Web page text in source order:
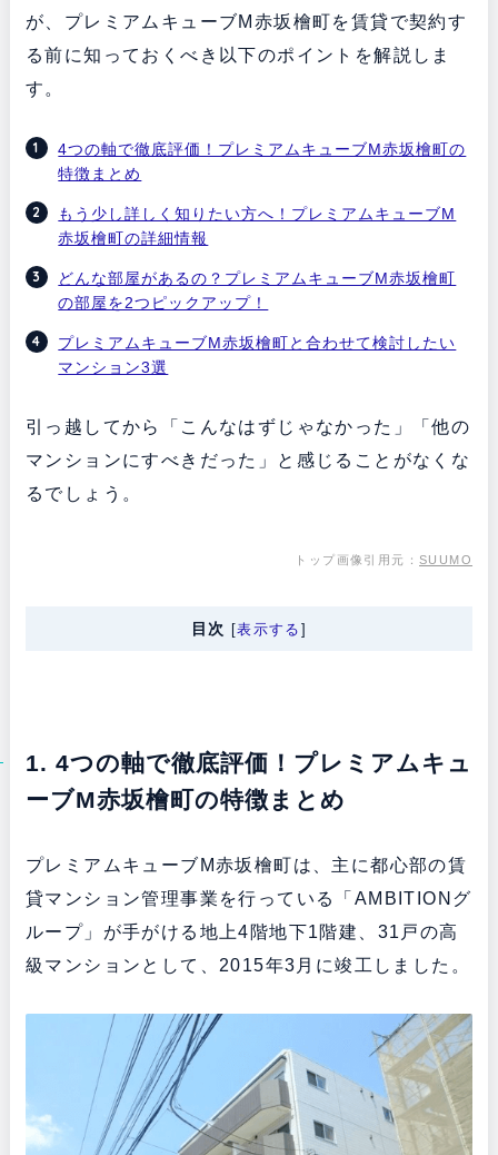
が、プレミアムキューブM赤坂檜町を賃貸で契約す
る前に知っておくべき以下のポイントを解説しま
す。
4つの軸で徹底評価！プレミアムキューブM赤坂檜町の
特徴まとめ
もう少し詳しく知りたい方へ！プレミアムキューブM
赤坂檜町の詳細情報
どんな部屋があるの？プレミアムキューブM赤坂檜町
の部屋を2つピックアップ！
プレミアムキューブM赤坂檜町と合わせて検討したい
マンション3選
引っ越してから「こんなはずじゃなかった」「他の
マンションにすべきだった」と感じることがなくな
るでしょう。
トップ画像引用元：SUUMO
目次 [表示する
1. 4つの軸で徹底評価！プレミアムキュ
ーブM赤坂檜町の特徴まとめ
プレミアムキューブM赤坂檜町は、主に都心部の賃
貸マンション管理事業を行っている「AMBITIONグ
ループ」が手がける地上4階地下1階建、31戸の高
級マンションとして、2015年3月に竣工しました。